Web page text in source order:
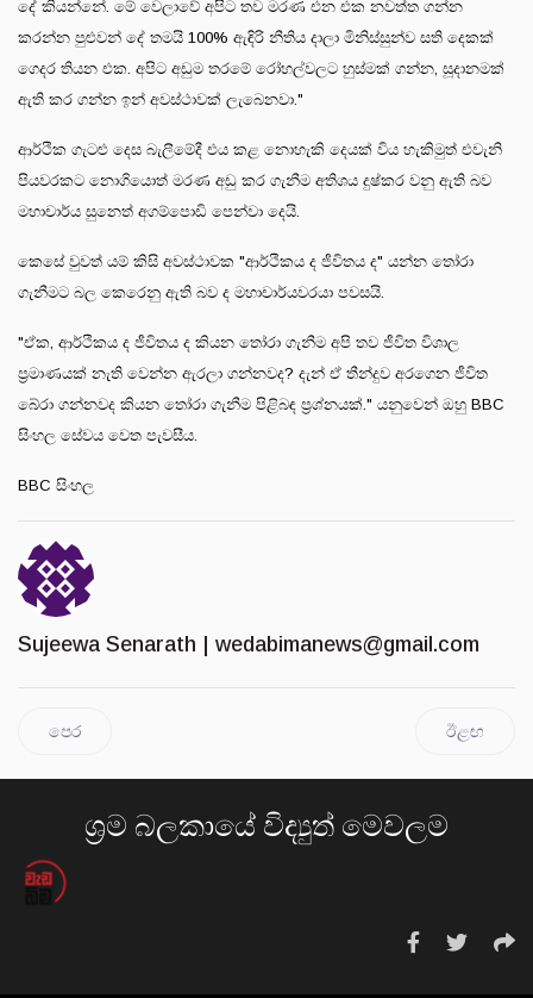
දේ කියන්නේ. මේ වෙලාවේ අපිට තව මරණ එන එක නවත්ත ගන්න
කරන්න පුළුවන් දේ තමයි 100% ඇඳිරි නීතිය දාලා මිනිස්සුන්ව සති දෙකක්
ගෙදර තියන එක. අපිට අඩුම තරමේ රෝහල්වලට හුස්මක් ගන්න, සූදානමක්
ඇති කර ගන්න ඉන් අවස්ථාවක් ලැබෙනවා."
ආර්ථික ගැටළු දෙස බැලීමේදී එය කළ නොහැකි දෙයක් විය හැකිමුත් එවැනි
පියවරකට නොගියොත් මරණ අඩු කර ගැනීම අතිශය දුෂ්කර වනු ඇති බව
මහාචාර්ය සුනෙත් අගම්පොඩි පෙන්වා දෙයි.
කෙසේ වුවත් යම් කිසි අවස්ථාවක "ආර්ථිකය ද ජීවිතය ද" යන්න තෝරා
ගැනීමට බල කෙරෙනු ඇති බව ද මහාචාර්යවරයා පවසයි.
"ඒක, ආර්ථිකය ද ජීවිතය ද කියන තෝරා ගැනීම අපි තව ජීවිත විශාල
ප්‍රමාණයක් නැති වෙන්න ඇරලා ගන්නවද? දැන් ඒ තීන්දුව අරගෙන ජීවිත
බේරා ගන්නවද කියන තෝරා ගැනීම පිළිබඳ ප්‍රශ්නයක්." යනුවෙන් ඔහු BBC
සිංහල සේවය වෙත පැවසීය.
BBC සිංහල
Sujeewa Senarath | wedabimanews@gmail.com
පෙර ඊළඟ
ශ්‍රම බලකායේ විද්‍යුත් මෙවලම